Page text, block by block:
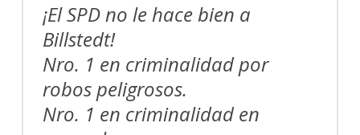
¡El SPD no le hace bien a
Billstedt!
Nro. 1 en criminalidad por
robos peligrosos.
Nro. 1 en criminalidad en